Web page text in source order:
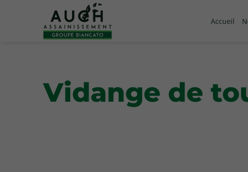
Accueil
Vidange de